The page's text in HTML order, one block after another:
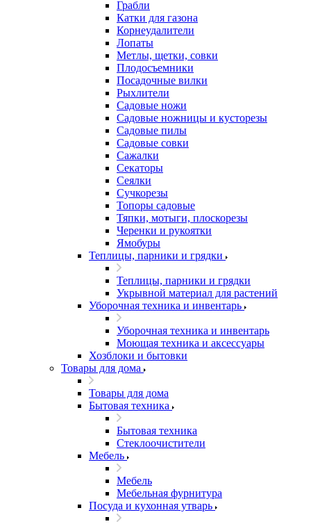
Грабли
Катки для газона
Корнеудалители
Лопаты
Метлы, щетки, совки
Плодосъемники
Посадочные вилки
Рыхлители
Садовые ножи
Садовые ножницы и кусторезы
Садовые пилы
Садовые совки
Сажалки
Секаторы
Сеялки
Сучкорезы
Топоры садовые
Тяпки, мотыги, плоскорезы
Черенки и рукоятки
Ямобуры
Теплицы, парники и грядки
Теплицы, парники и грядки
Укрывной материал для растений
Уборочная техника и инвентарь
Уборочная техника и инвентарь
Моющая техника и аксессуары
Хозблоки и бытовки
Товары для дома
Товары для дома
Бытовая техника
Бытовая техника
Стеклоочистители
Мебель
Мебель
Мебельная фурнитура
Посуда и кухонная утварь